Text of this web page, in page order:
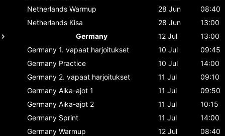
Netherlands Warmup 28 Jun
08:40
Netherlands Kisa 28 Jun
13:00
Germany
12 Jul
13:00
Germany 1. vapaat harjoitukset 10 Jul
09:45
Germany Practice 10 Jul
14:00
Germany 2. vapaat harjoitukset 11 Jul
09:10
Germany Aika-ajot 1 11 Jul
09:50
Germany Aika-ajot 2 11 Jul
10:15
Germany Sprint 11 Jul
14:00
Germany Warmup 12 Jul
08:40